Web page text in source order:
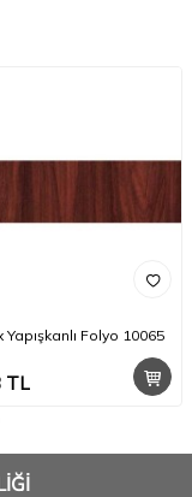
Yapışkanlı Folyo 10065
TL